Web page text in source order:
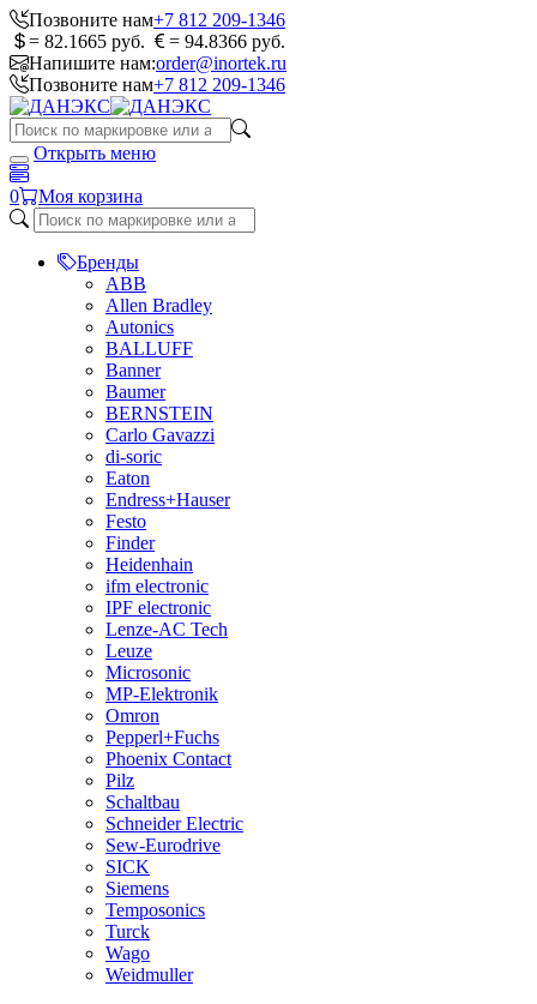
Позвоните нам+7 812 209-1346
= 82.1665 руб.
= 94.8366 руб.
Напишите нам:order@inortek.ru
Позвоните нам+7 812 209-1346
Открыть меню
0 Моя корзина
Бренды
ABB
Allen Bradley
Autonics
BALLUFF
Banner
Baumer
BERNSTEIN
Carlo Gavazzi
di-soric
Eaton
Endress+Hauser
Festo
Finder
Heidenhain
ifm electronic
IPF electronic
Lenze-AC Tech
Leuze
Microsonic
MP-Elektronik
Omron
Pepperl+Fuchs
Phoenix Contact
Pilz
Schaltbau
Schneider Electric
Sew-Eurodrive
SICK
Siemens
Temposonics
Turck
Wago
Weidmuller